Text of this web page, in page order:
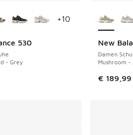
auf € 150,00 gefallen
530
- Grey
+10
New
Damen
Mushroom -
€ 189,99